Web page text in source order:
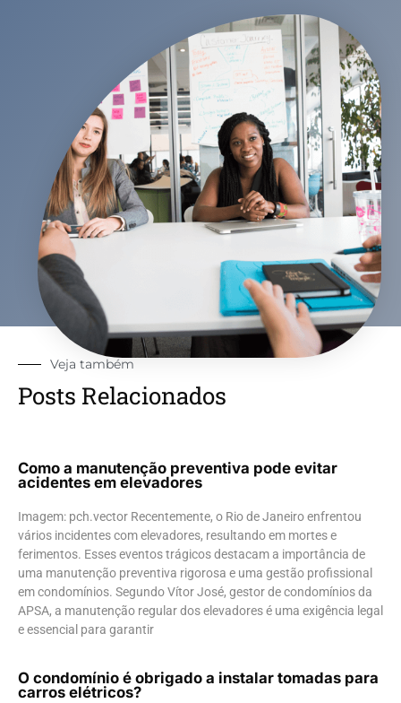
Veja também
Posts Relacionados
Como a manutenção preventiva pode evitar
acidentes em elevadores
Imagem: pch.vector Recentemente, o Rio de Janeiro enfrentou
vários incidentes com elevadores, resultando em mortes e
ferimentos. Esses eventos trágicos destacam a importância de
uma manutenção preventiva rigorosa e uma gestão profissional
em condomínios. Segundo Vítor José, gestor de condomínios da
APSA, a manutenção regular dos elevadores é uma exigência legal
e essencial para garantir
O condomínio é obrigado a instalar tomadas para
carros elétricos?